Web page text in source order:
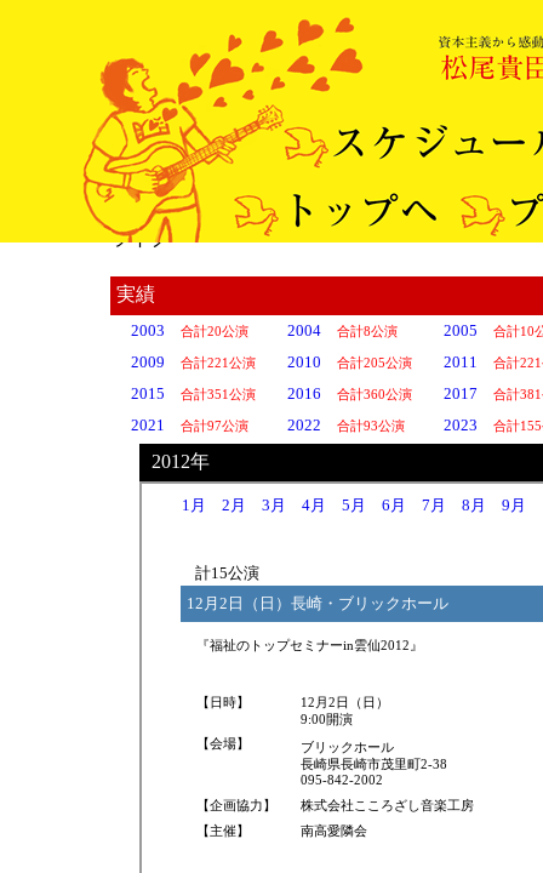
ライブ
実績
2003 合計20公演 2004 合計8公演 2005 合計10
2009 合計221公演 2010 合計205公演 2011 合計
2015 合計351公演 2016 合計360公演 2017 合計
2021 合計97公演 2022 合計93公演 2023 合計
2012年